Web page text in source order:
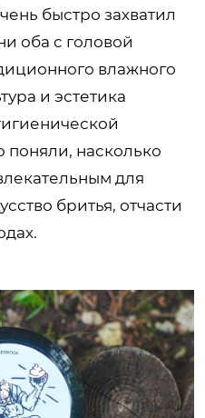
быстро захватил
оба с головой
влажного
и эстетика
насколько
для
бритья, отчасти